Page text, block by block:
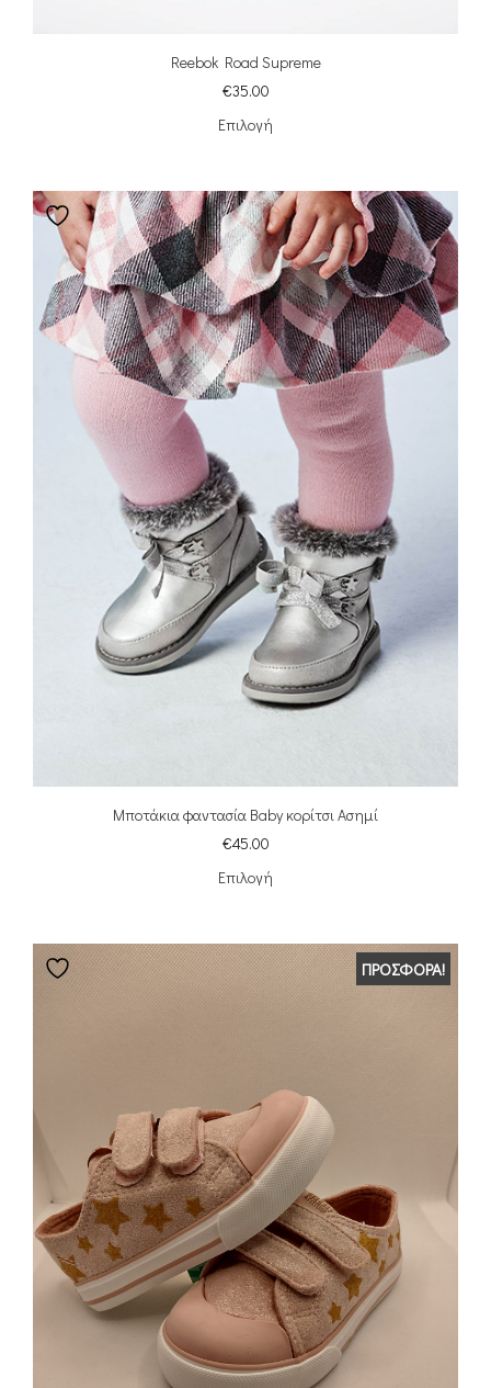
Reebok Road Supreme
€35.00
Επιλογή
Μποτάκια φαντασία Baby κορίτσι Ασημί
€45.00
Επιλογή
ΠΡΟΣΦΟΡΆ!